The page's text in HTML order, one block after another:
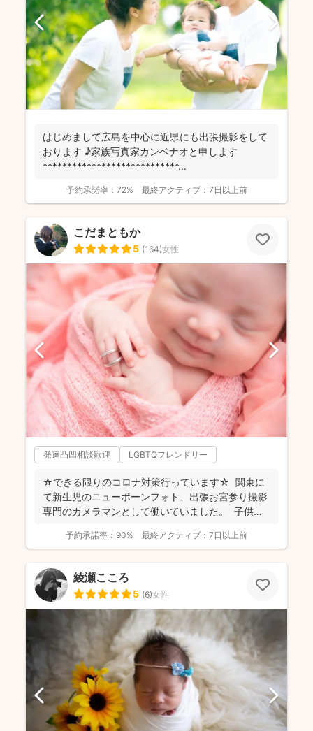
はじめまして広島を中心に近県にも出張撮影をして
おります ♪家族写真家カンベナオと申します
****************************...
予約承諾率： 72% 最終アクティブ： 7日以上前
こだまともか
5 (164)女性
発達凸凹相談歓迎 LGBTQフレンドリー
☆できる限りのコロナ対策行っています☆ 関東に
て新生児のニューボーンフォト、出張お宮参り撮影
専門のカメラマンとして働いていました。 子供写
予約承諾率： 90% 最終アクティブ： 7日以上前
綾瀬こころ
5 (6)女性